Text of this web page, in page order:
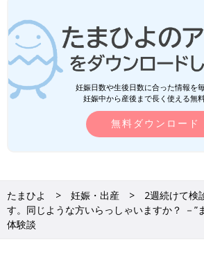
妊娠日数や生後日数に合った情報を
妊娠中から産後まで長く使える無
無料ダウンロード
たまひよ 妊娠・出産
2週続けて検
す。同じような方いらっしゃいますか？ －”
体験談